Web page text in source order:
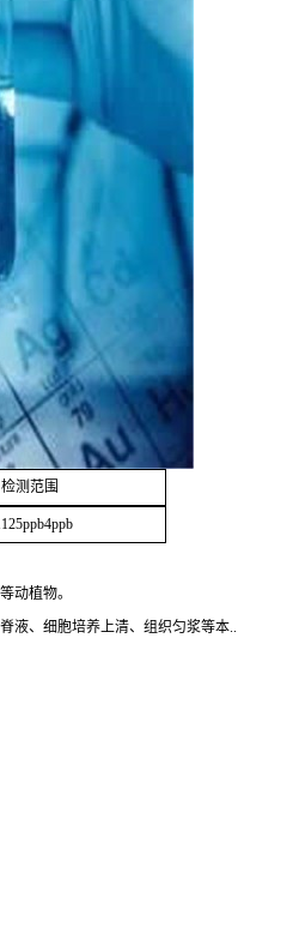
检测范围
动植物。
液、细胞培养上清、组织匀浆等本..